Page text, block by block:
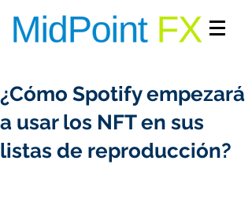
¿Cómo Spotify empezará
a usar los NFT en sus
listas de reproducción?